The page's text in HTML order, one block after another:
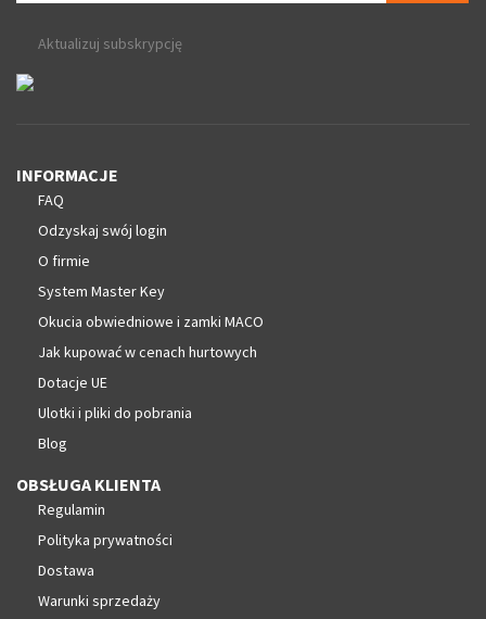
Aktualizuj subskrypcję
INFORMACJE
FAQ
Odzyskaj swój login
O firmie
System Master Key
Okucia obwiedniowe i zamki MACO
Jak kupować w cenach hurtowych
Dotacje UE
Ulotki i pliki do pobrania
Blog
OBSŁUGA KLIENTA
Regulamin
Polityka prywatności
Dostawa
Warunki sprzedaży